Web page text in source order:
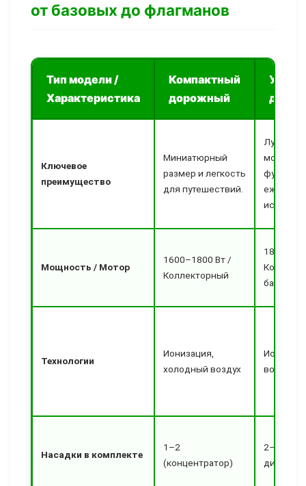
от базовых до флагманов
Тип модели /
Характеристика
Компактный
дорожный
для
Ключевое
преимущество
Миниатюрный
размер и легкость
для путешествий.
Лучший
функций
Мощность / Мотор
1600–1800 Вт /
Коллекторный
базовый
Технологии
Ионизация,
холодный воздух
воздух,
Насадки в комплекте
1–2
(концентратор)
2–3